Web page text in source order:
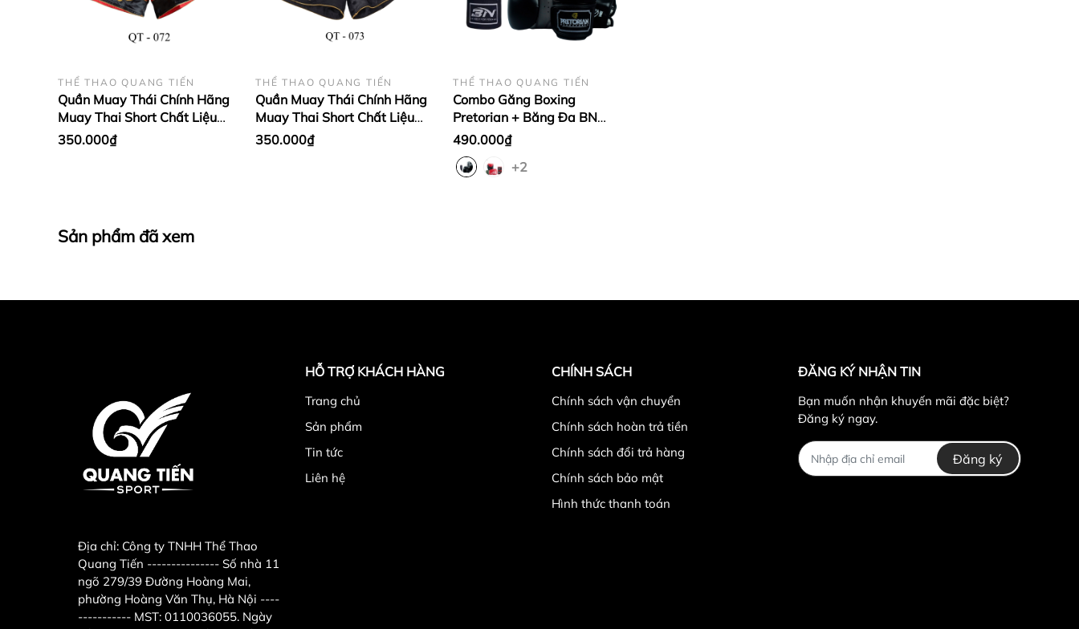
THỂ THAO QUANG TIẾN
Quần Muay Thái Chính Hãng
Muay Thai Short Chất Liệu
Satin Cao Cấp | Twins đỏ cổ
350.000₫
THỂ THAO QUANG TIẾN
Quần Muay Thái Chính Hãng
Muay Thai Short Chất Liệu
Satin Cao Cấp | TKB đen cổ
350.000₫
THỂ THAO QUANG TIẾN
Combo Găng Boxing
Pretorian + Băng Đa BN
Chính Hãng
490.000₫
+2
Sản phẩm đã xem
Địa chỉ: Công ty TNHH Thể Thao
Quang Tiến --------------- Số nhà 11
ngõ 279/39 Đường Hoàng Mai,
phường Hoàng Văn Thụ, Hà Nội ----
----------- MST: 0110036055. Ngày
HỖ TRỢ KHÁCH HÀNG
Trang chủ
Sản phẩm
Tin tức
Liên hệ
CHÍNH SÁCH
Chính sách vận chuyển
Chính sách hoàn trả tiền
Chính sách đổi trả hàng
Chính sách bảo mật
Hình thức thanh toán
ĐĂNG KÝ NHẬN TIN
Bạn muốn nhận khuyến mãi đặc biệt?
Đăng ký ngay.
Đăng ký